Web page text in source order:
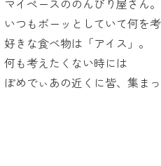
マイペースののんびり屋さん
いつもボーッとしていて何を
好きな食べ物は「アイス」。
何も考えたくない時には
ぽめでぃあの近くに皆、集ま